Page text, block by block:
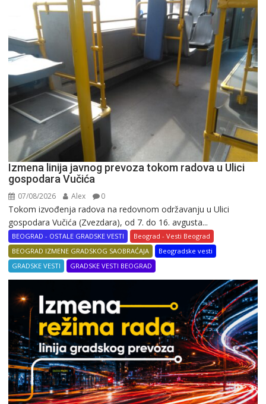
Izmena linija javnog prevoza tokom radova u Ulici
gospodara Vučića
07/08/2026 Alex 0
Tokom izvođenja radova na redovnom održavanju u Ulici
gospodara Vučića (Zvezdara), od 7. do 16. avgusta...
BEOGRAD - OSTALE GRADSKE VESTI
Beograd - Vesti Beograd
BEOGRAD IZMENE GRADSKOG SAOBRAĆAJA
Beogradske vesti
GRADSKE VESTI
GRADSKE VESTI BEOGRAD